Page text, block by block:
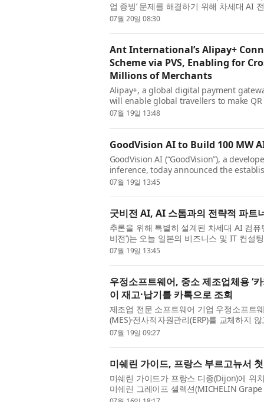
업 증빙’ 문제를 해결하기 위해 차세대 AI
26253623)’을 조달청 디...
07월 20일 08:30
Ant International’s Alipay+
Scheme via PVS, Enabling for
Millions of Merchants
Alipay+, a global digital payment
will enable global travellers to make
Argentina through integration...
07월 19일 13:48
GoodVision AI to Build 100 MW
GoodVision AI (“GoodVision”), a
inference, today announced the
07월 19일 13:45
굿비전 AI, AI 스톰과의 전략적 파트
추론을 위해 특별히 설계된 차세대 AI 컴
비전’)는 오늘 일본의 비즈니스 및 IT 컨
3719, 이하 ‘AI 스톰...
07월 19일 13:45
우정소프트웨어, 중소 제조업체용 ‘
이 재고·납기를 카톡으로 조회
제조업 전문 소프트웨어 기업 우정소프트
(MES)·전사적자원관리(ERP)를 교체하지
‘STAFF AI’ 서비스를 확대한...
07월 19일 09:27
미쉐린 가이드, 프랑스 부르고뉴서
미쉐린 가이드가 프랑스 디종(Dijon)에 위
미쉐린 그레이프 셀렉션(MICHELIN
으로 여겨지는 부르고...